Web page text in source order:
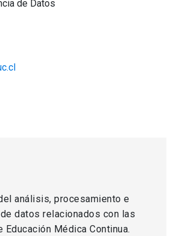
de Datos
análisis, procesamiento e
datos relacionados con las
Médica Continua.